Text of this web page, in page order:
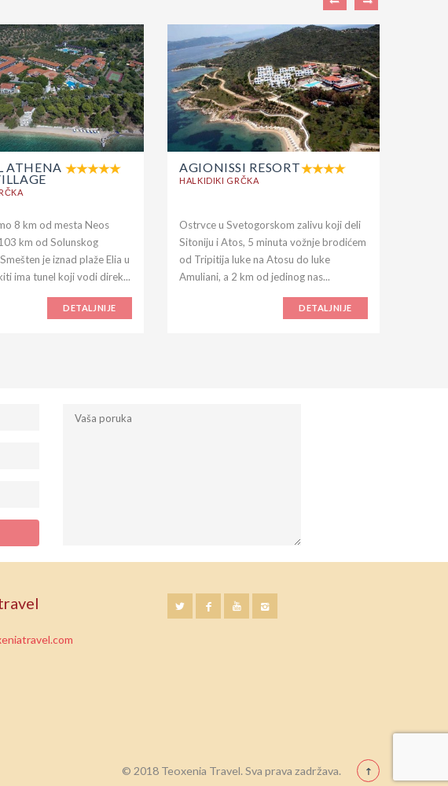
ATHENA
8 km od mesta Neos
km od Solunskog
je iznad plaže Elia u
ima tunel koji vodi direk...
DETALJNIJE
AGIONISSI RESORT
HALKIDIKI GRČKA
Ostrvce u Svetogorskom zalivu koji deli
Sitoniju i Atos, 5 minuta vožnje brodićem
od Tripitija luke na Atosu do luke
Amuliani, a 2 km od jedinog nas...
DETALJNIJE
© 2018 Teoxenia Travel. Sva prava zadržava.